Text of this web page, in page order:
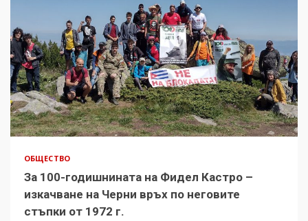
ОБЩЕСТВО
За 100-годишнината на Фидел Кастро –
изкачване на Черни връх по неговите
стъпки от 1972 г.